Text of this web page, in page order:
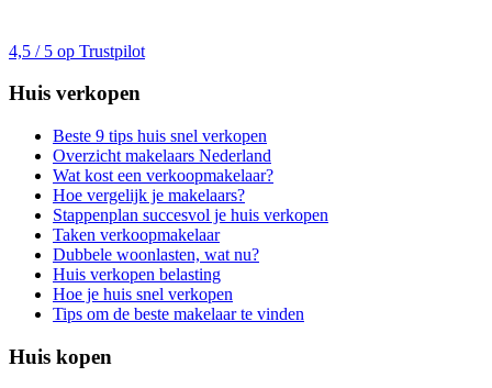
4,5 / 5 op Trustpilot
Huis verkopen
Beste 9 tips huis snel verkopen
Overzicht makelaars Nederland
Wat kost een verkoopmakelaar?
Hoe vergelijk je makelaars?
Stappenplan succesvol je huis verkopen
Taken verkoopmakelaar
Dubbele woonlasten, wat nu?
Huis verkopen belasting
Hoe je huis snel verkopen
Tips om de beste makelaar te vinden
Huis kopen